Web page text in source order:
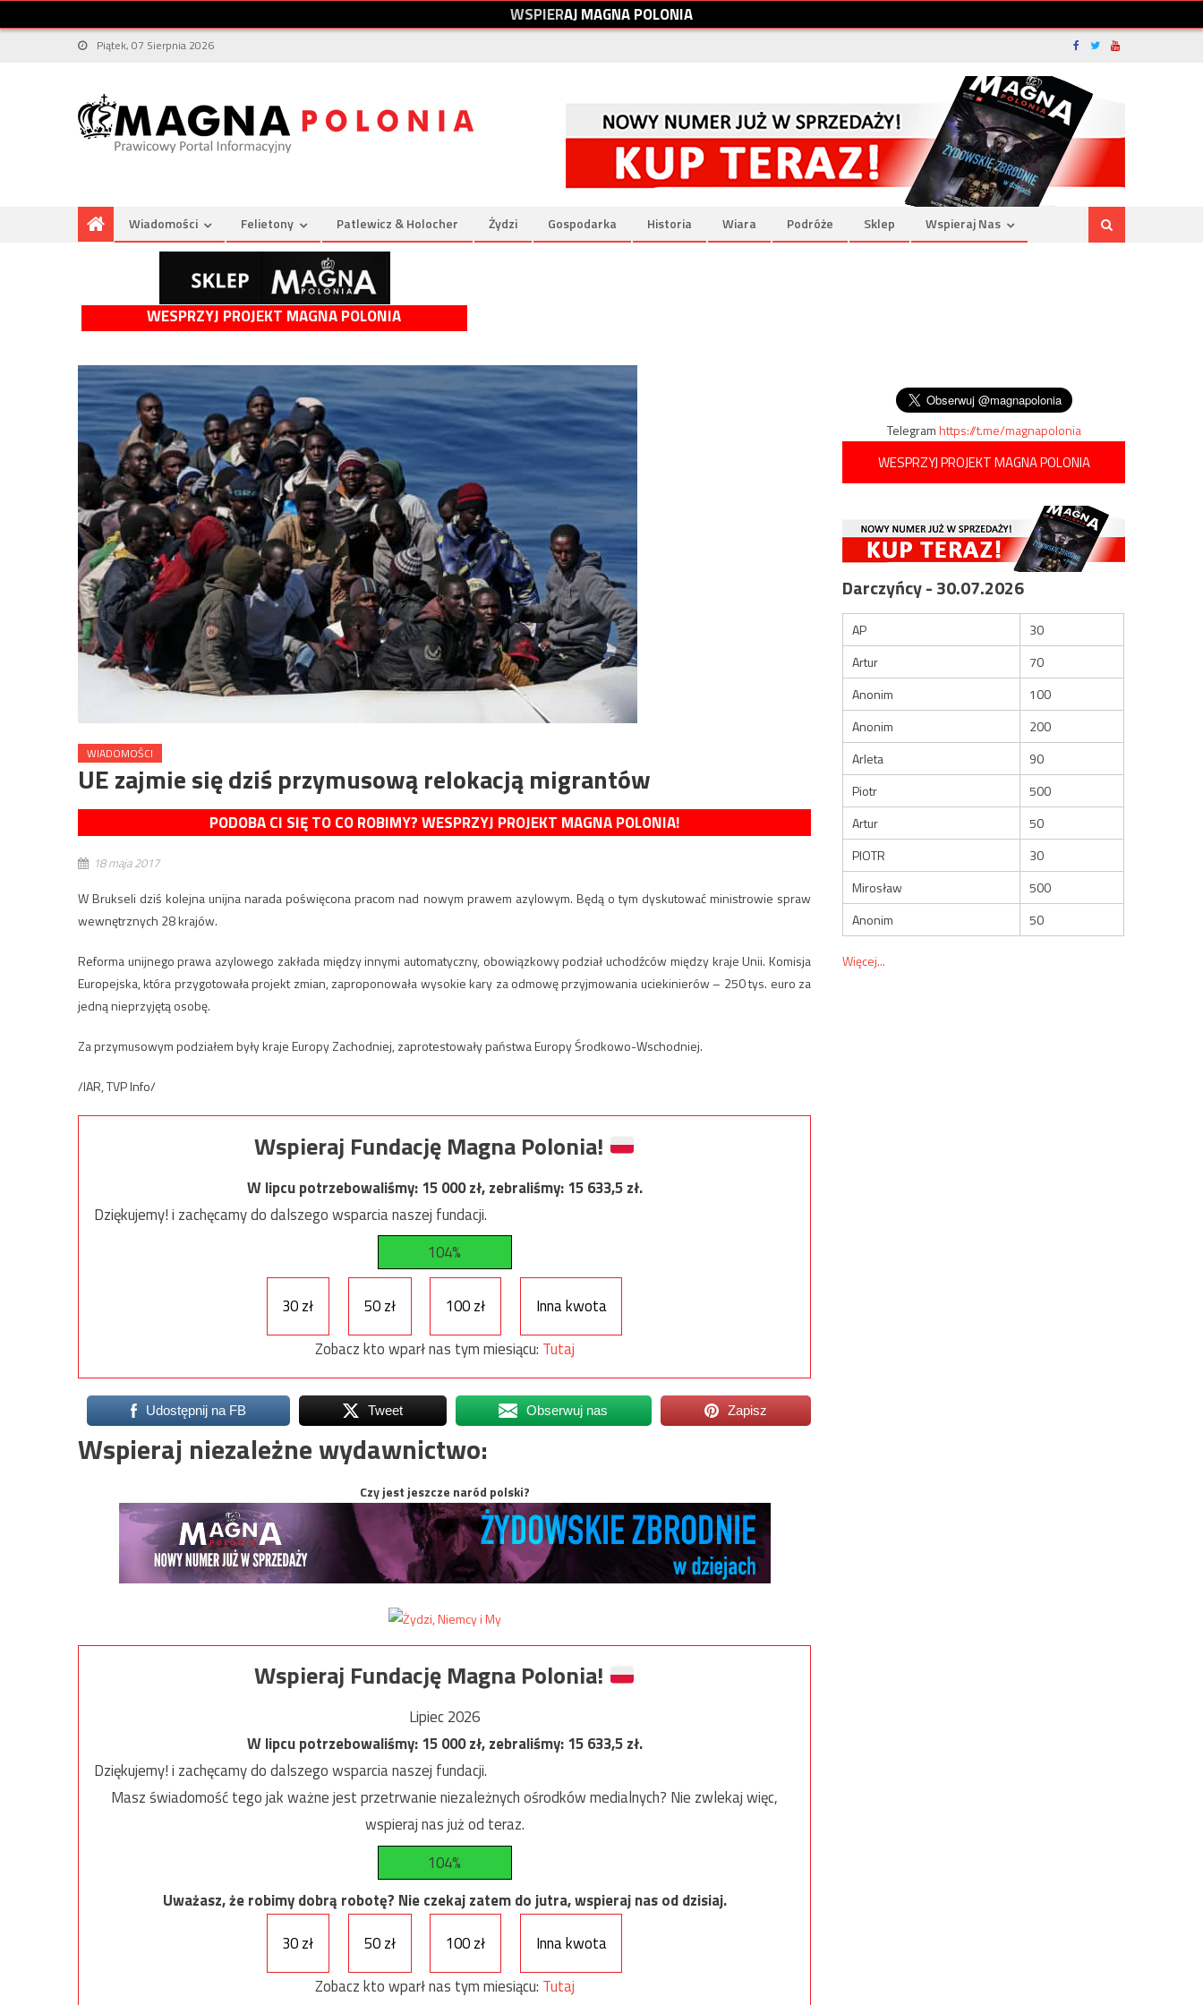
WSPIERAJMAGNAPOLONIA
Piątek, 07 Sierpnia 2026
Wiadomości Felietony Patlewicz & Holocher Żydzi Gospodarka Historia Wiara Podróże Sklep Wspieraj Nas
WESPRZYJ PROJEKT MAGNA POLONIA
WIADOMOŚCI
UE zajmie się dziś przymusową relokacją migrantów
PODOBA CI SIĘ TO CO ROBIMY? WESPRZYJ PROJEKT MAGNA POLONIA!
18 maja 2017
W Brukseli dziś kolejna unijna narada poświęcona pracom nad nowym prawem azylowym. Będą o tym dyskutować ministrowie spraw
wewnętrznych 28 krajów.
Reforma unijnego prawa azylowego zakłada między innymi automatyczny, obowiązkowy podział uchodźców między kraje Unii. Komisja
Europejska, która przygotowała projekt zmian, zaproponowała wysokie kary za odmowę przyjmowania uciekinierów – 250 tys. euro za
jedną nieprzyjętą osobę.
Za przymusowym podziałem były kraje Europy Zachodniej, zaprotestowały państwa Europy Środkowo-Wschodniej.
/IAR, TVP Info/
Wspieraj Fundację Magna Polonia!
W lipcu potrzebowaliśmy:15 000zł, zebraliśmy:15 633,5zł.
Dziękujemy! i zachęcamy do dalszego wsparcia naszej fundacji.
104%
30 zł 50 zł 100 zł
Inna kwota
Zobacz kto wparł nas tym miesiącu: Tutaj
Udostępnij na FB Tweet Obserwuj nas Zapisz
Wspieraj niezależne wydawnictwo:
Czy jest jeszcze naród polski?
Wspieraj Fundację Magna Polonia!
Lipiec 2026
W lipcu potrzebowaliśmy:15 000zł, zebraliśmy:15 633,5zł.
Dziękujemy! i zachęcamy do dalszego wsparcia naszej fundacji.
Masz świadomość tego jak ważne jest przetrwanie niezależnych ośrodków medialnych? Nie zwlekaj więc,
wspieraj nas już od teraz.
104%
Uważasz, że robimy dobrą robotę? Nie czekaj zatem do jutra, wspieraj nas od dzisiaj.
30 zł
50 zł 100 zł
Inna kwota
Zobacz kto wparł nas tym miesiącu: Tutaj
Telegramhttps://t.me/magnapolonia
WESPRZYJ PROJEKT MAGNA POLONIA
Darczyńcy - 30.07.2026
AP
30
Artur
70
Anonim
100
Anonim
200
Arleta
90
Piotr
500
Artur
50
PIOTR
30
Mirosław
500
Anonim
50
Więcej...